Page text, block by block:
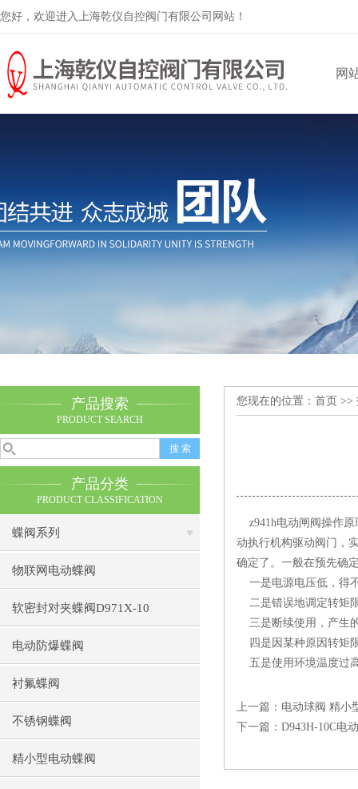
您好，欢迎进入上海乾仪自控阀门有限公司网站！
网
产品搜索
PRODUCT SEARCH
产品分类
PRODUCT CLASSIFICATION
蝶阀系列
物联网电动蝶阀
软密封对夹蝶阀D971X-10
电动防爆蝶阀
衬氟蝶阀
不锈钢蝶阀
精小型电动蝶阀
您现在的位置： 首页 >>
z941h电动闸阀操作原
动执行机构驱动阀门，
确定了。一般在预先确
一是电源电压低，得
二是错误地调定转矩
三是断续使用，产生
四是因某种原因转矩
五是使用环境温度过
上一篇： 电动球阀 精小
下一篇： D943H-10C电